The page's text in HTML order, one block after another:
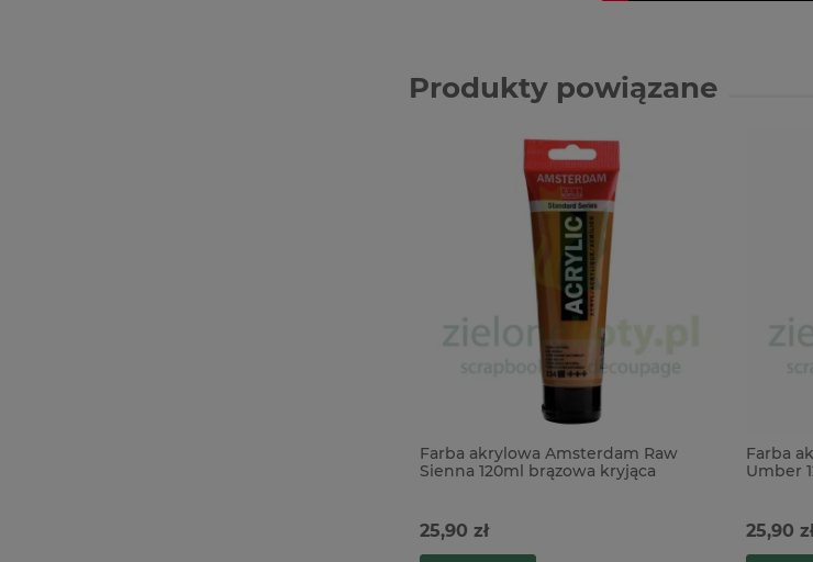
Produkty powiązane
Farba akrylowa Amsterdam Raw
Sienna 120ml brązowa kryjąca
25,90 zł
Farba
Umber
25,90